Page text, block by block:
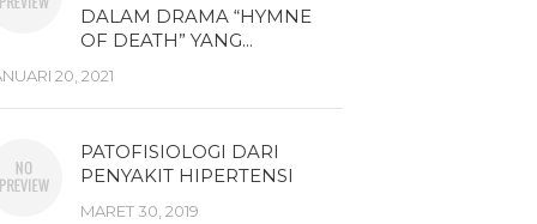
DALAM DRAMA “HYMNE
OF DEATH” YANG...
20, 2021
PATOFISIOLOGI DARI
PENYAKIT HIPERTENSI
MARET 30, 2019